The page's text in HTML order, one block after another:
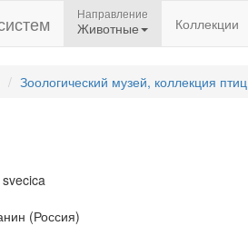
Направление
Животные Коллекции
Зоологический музей, коллекция птиц
(Россия)